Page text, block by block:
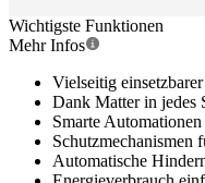
Wichtigste Funktionen
Mehr Infos
Vielseitig
Dank Matter in jedes
Smarte
Schutzmechanismen
Automatische